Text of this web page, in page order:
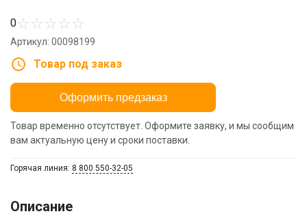
0☆☆☆☆☆
Артикул: 00098199
Товар под заказ
Оформить предзаказ
Товар временно отсутствует. Оформите заявку, и мы сообщим
вам актуальную цену и сроки поставки.
Горячая линия: 8 800 550-32-05
Описание